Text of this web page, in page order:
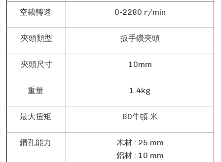
空載轉速 0-2280 r/min
夾頭類型 扳手鑽夾頭
夾頭尺寸 10mm
重量 1.4kg
最大扭矩 60牛頓.米
鑽孔能力
木材 : 25 mm
鋁材 : 10 mm